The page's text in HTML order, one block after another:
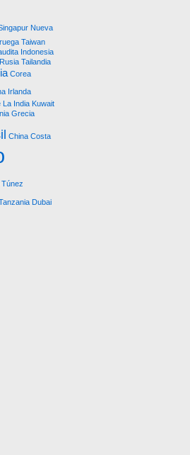
Nueva
Taiwan
Indonesia
Rusia Tailandia
Corea
Irlanda
La India Kuwait
Grecia
China Costa
Túnez
Dubai